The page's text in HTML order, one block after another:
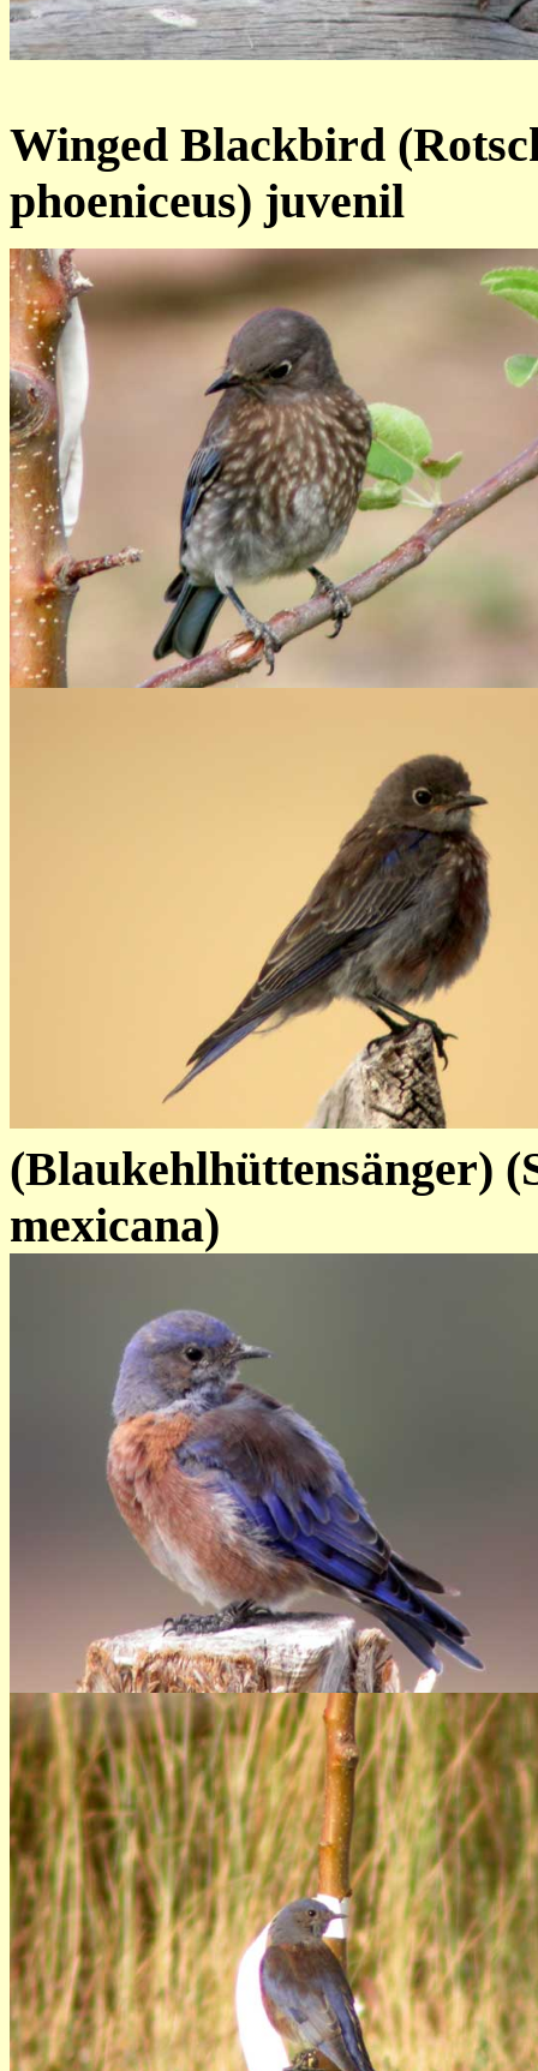
Winged Blackbird
phoeniceus) juvenil
(Blaukehlhüttensänger)